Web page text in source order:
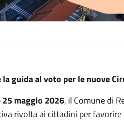
guida al voto per le nuove
maggio 2026, il Comune di
rivolta ai cittadini per